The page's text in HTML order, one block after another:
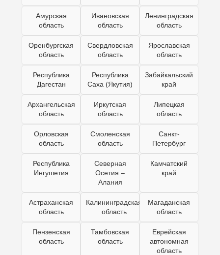
Амурская
область
Ивановская
область
Ленинградская
область
Оренбургская
область
Свердловская
область
Ярославская
область
Республика
Дагестан
Республика
Саха (Якутия)
Забайкальский
край
Архангельская
область
Иркутская
область
Липецкая
область
Орловская
область
Смоленская
область
Санкт-
Петербург
Республика
Ингушетия
Северная
Осетия –
Алания
Камчатский
край
Астраханская
область
Калининградская
область
Магаданская
область
Пензенская
область
Тамбовская
область
Еврейская
автономная
область